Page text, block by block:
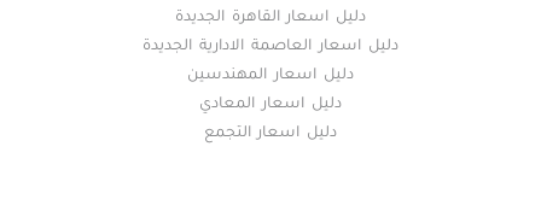
دليل اسعار القاهرة الجديدة
دليل اسعار العاصمة الادارية الجديدة
دليل اسعار المهندسين
دليل اسعار المعادي
دليل اسعار التجمع